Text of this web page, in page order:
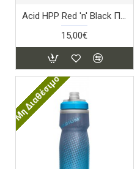
Acid HPP Red 'n' Black Παγουροθήκη
15,00€
Μη Διαθέσιμο